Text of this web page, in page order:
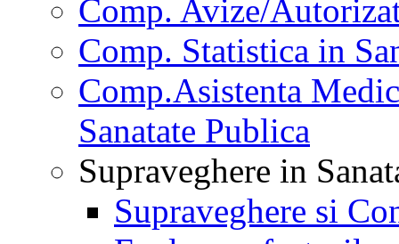
Comp. Avize/
Comp. Statistica in
Comp.Asistenta
Sanatate Publica
Supraveghere in
Supraveghere si